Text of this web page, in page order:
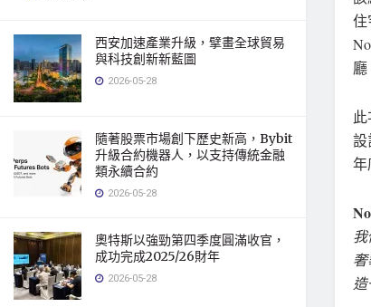
西安加速產業升級，擘畫全球貿易
與科技創新新藍圖
2026-05-28
隨著股票市場創下歷史新高，Bybit
升級合約機器人，以支持傳統金融
類永續合約
2026-05-28
奧特斯以強勁第四季度圓滿收官，
成功完成2025/26財年
2026-05-28
住
廳
設
年